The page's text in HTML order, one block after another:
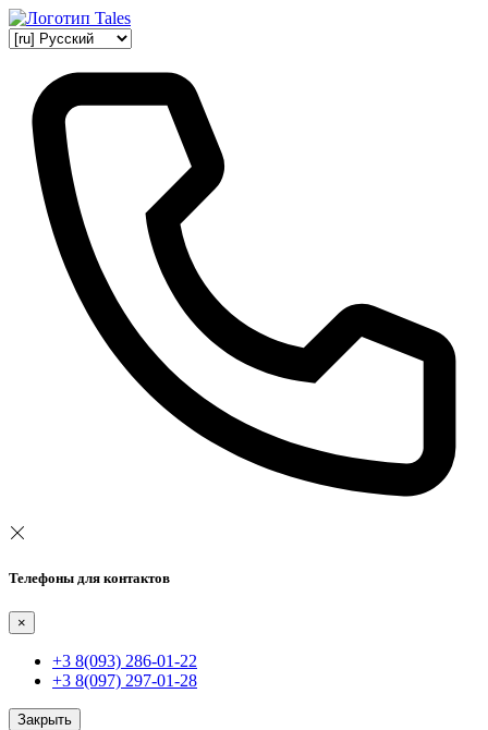
Телефоны для контактов
×
+3 8(093) 286-01-22
+3 8(097) 297-01-28
Закрыть